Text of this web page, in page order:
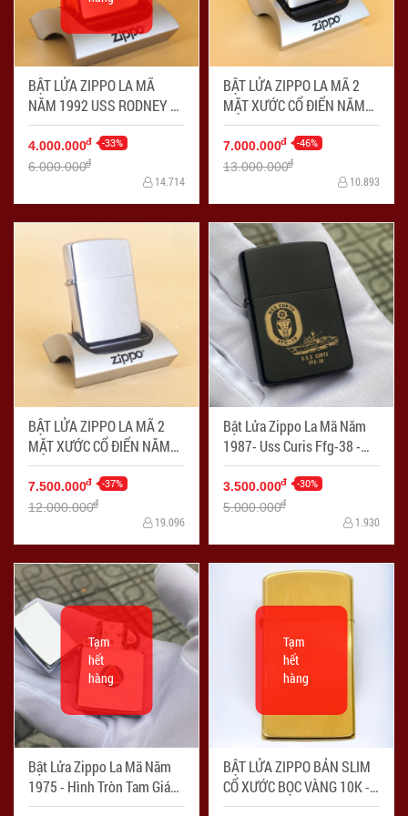
BẬT LỬA ZIPPO LA MÃ
NĂM 1992 USS RODNEY M
DAVIS FFG-60 - Mã SP:
ZPC4155
4.000.000đ -33%
6.000.000đ
14.714
BẬT LỬA ZIPPO LA MÃ 2
MẶT XƯỚC CỔ ĐIỂN NĂM
1964 - Mã SP: ZPC4166
7.000.000đ -46%
13.000.000đ
10.893
BẬT LỬA ZIPPO LA MÃ 2
MẶT XƯỚC CỔ ĐIỂN NĂM
1965 - Mã SP: ZPC4165
7.500.000đ -37%
12.000.000đ
19.096
Bật Lửa Zippo La Mã Năm
1987- Uss Curis Ffg-38 -
Mã SP: ZPC4147
3.500.000đ -30%
5.000.000đ
1.930
Bật Lửa Zippo La Mã Năm
1975 - Hình Tròn Tam Giác -
Mã SP: ZPC4145
Tạm
hết
hàng
BẬT LỬA ZIPPO BẢN SLIM
CỔ XƯỚC BỌC VÀNG 10K -
Mã SP: ZPC4167
Tạm
hết
hàng